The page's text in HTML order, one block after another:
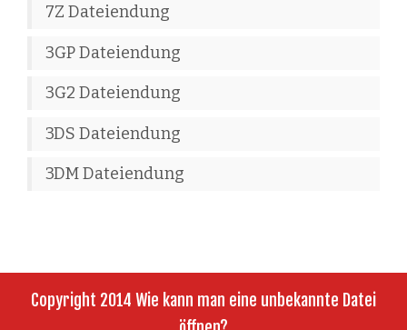
7Z Dateiendung
3GP Dateiendung
3G2 Dateiendung
3DS Dateiendung
3DM Dateiendung
Copyright 2014 Wie kann man eine unbekannte Datei